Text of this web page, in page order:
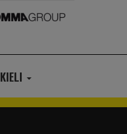
KIELI